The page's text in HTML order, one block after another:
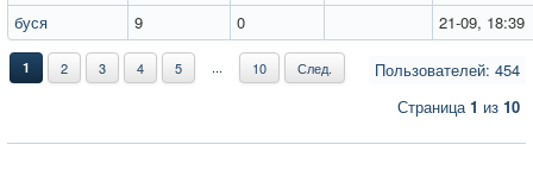
буся 9 0 21-09, 18:39
Пользователей: 454
1 2 3 4 5 ... 10 След.
Страница1 из 10